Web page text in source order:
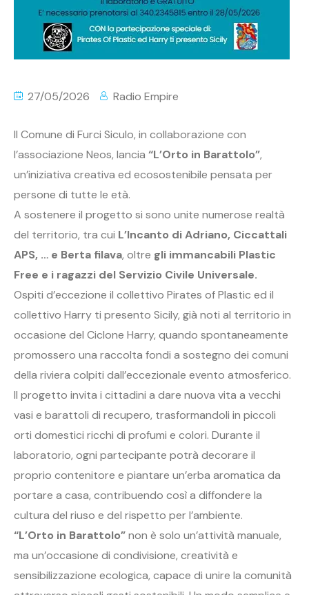
27/05/2026 Radio Empire
Il Comune di Furci Siculo, in collaborazione con
l’associazione Neos, lancia “L’Orto in Barattolo”,
un’iniziativa creativa ed ecosostenibile pensata per
persone di tutte le età.
A sostenere il progetto si sono unite numerose realtà
del territorio, tra cui L’Incanto di Adriano, Ciccattali
APS, … e Berta filava, oltre gli immancabili Plastic
Free e i ragazzi del Servizio Civile Universale.
Ospiti d’eccezione il collettivo Pirates of Plastic ed il
collettivo Harry ti presento Sicily, già noti al territorio in
occasione del Ciclone Harry, quando spontaneamente
promossero una raccolta fondi a sostegno dei comuni
della riviera colpiti dall’eccezionale evento atmosferico.
Il progetto invita i cittadini a dare nuova vita a vecchi
vasi e barattoli di recupero, trasformandoli in piccoli
orti domestici ricchi di profumi e colori. Durante il
laboratorio, ogni partecipante potrà decorare il
proprio contenitore e piantare un’erba aromatica da
portare a casa, contribuendo così a diffondere la
cultura del riuso e del rispetto per l’ambiente.
“L’Orto in Barattolo”non è solo un’attività manuale,
ma un’occasione di condivisione, creatività e
sensibilizzazione ecologica, capace di unire la comunità